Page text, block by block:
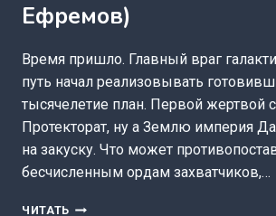
Ефремов)
Время пришло. Главный враг
путь начал реализовывать
тысячелетие план. Первой жертвой
Протекторат, ну а Землю империя
на закуску. Что может
бесчисленным ордам захватчиков,…
ЧИТАТЬ СУМРАК-6.